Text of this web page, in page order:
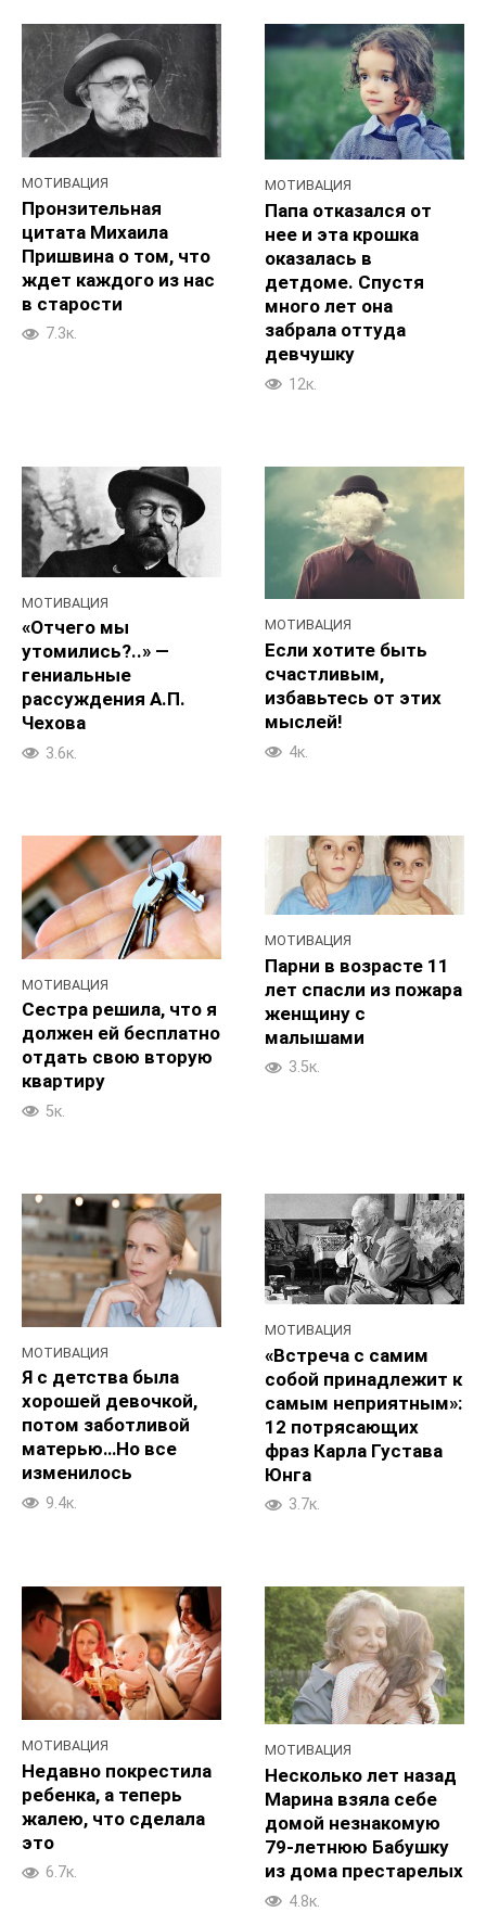
МОТИВАЦИЯ
Пронзительная
цитата Михаила
Пришвина о том, что
ждет каждого из нас
в старости
7.3к.
МОТИВАЦИЯ
Папа отказался от
нее и эта крошка
оказалась в
детдоме. Спустя
много лет она
забрала оттуда
девчушку
12к.
МОТИВАЦИЯ
«Отчего мы
утомились?..» —
гениальные
рассуждения А.П.
Чехова
3.6к.
МОТИВАЦИЯ
Если хотите быть
счастливым,
избавьтесь от этих
мыслей!
4к.
МОТИВАЦИЯ
Сестра решила, что я
должен ей бесплатно
отдать свою вторую
квартиру
5к.
МОТИВАЦИЯ
Парни в возрасте 11
лет спасли из пожара
женщину с
малышами
3.5к.
МОТИВАЦИЯ
Я с детства была
хорошей девочкой,
потом заботливой
матерью…Но все
изменилось
9.4к.
МОТИВАЦИЯ
«Встреча с самим
собой принадлежит к
самым неприятным»:
12 потрясающих
фраз Карла Густава
Юнга
3.7к.
МОТИВАЦИЯ
Недавно покрестила
ребенка, а теперь
жалею, что сделала
это
6.7к.
МОТИВАЦИЯ
Несколько лет назад
Марина взяла себе
домой незнакомую
79-летнюю Бабушку
из дома престарелых
4.8к.